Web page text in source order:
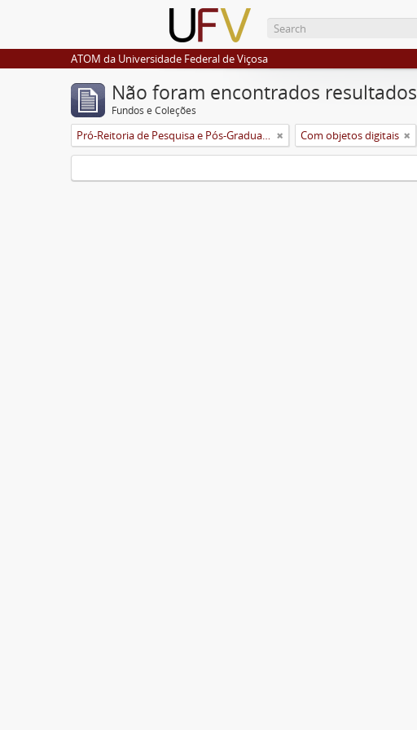
ATOM da Universidade Federal de Viçosa
Não foram encontrados resultados
Fundos e Coleções
Pró-Reitoria de Pesquisa e Pós-Graduação Com objetos digitais